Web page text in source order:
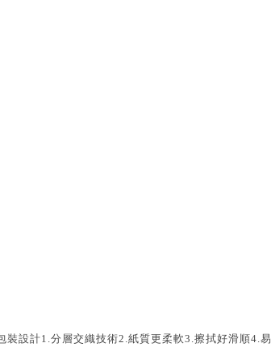
設計1.分層交織技術2.紙質更柔軟3.擦拭好滑順4.易